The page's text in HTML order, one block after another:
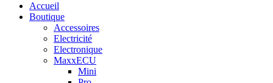
Accueil
Boutique
Accessoires
Electricité
Electronique
MaxxECU
Mini